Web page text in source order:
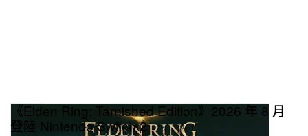
《Elden Ring: Tarnished Edition》2026 年 8 月
登陸 Nintendo Switch 2